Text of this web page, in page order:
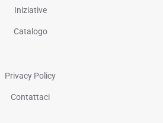
Iniziative
Catalogo
Privacy Policy
Contattaci